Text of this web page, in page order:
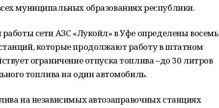
муниципальных образованиях республики.
сети АЗС «Лукойл» в Уфе определены восемь
которые продолжают работу в штатном
ограничение отпуска топлива –до 30 литров
топлива на один автомобиль.
на независимых автозаправочных станциях